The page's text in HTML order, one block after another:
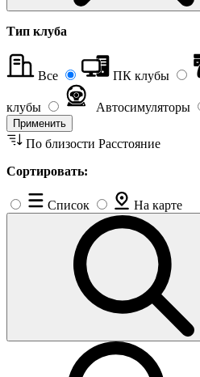
Тип клуба
Все ПК клубы
клубы Автосимуляторы
Применить
По близости Расстояние
Сортировать:
Список На карте